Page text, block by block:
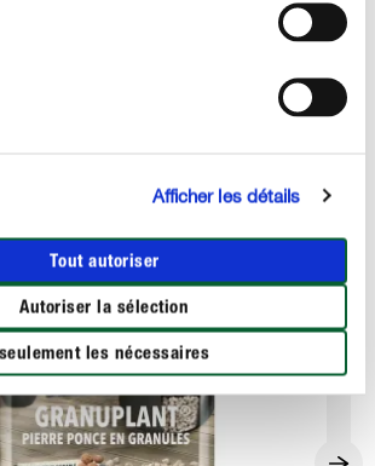
Afficher les détails
Tout autoriser
Autoriser la sélection
seulement les nécessaires
? DEMANDEZ-NOUS !
pourraient également vous intéresser :